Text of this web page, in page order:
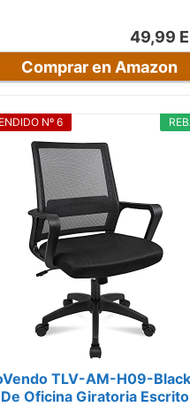
49,99
Comprar en Amazon
Nº 6
TLV-AM-H09-Black
De Oficina Giratoria